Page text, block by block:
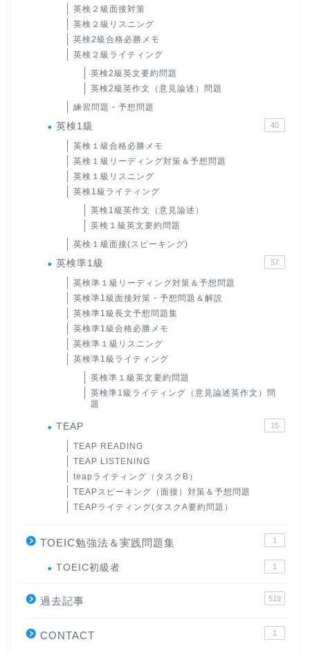
英検２級面接対策
英検２級リスニング
英検2級合格必勝メモ
英検２級ライティング
英検2級英文要約問題
英検2級英作文（意見論述）問題
練習問題・予想問題
英検1級 40
英検１級合格必勝メモ
英検１級リーディング対策＆予想問題
英検１級リスニング
英検1級ライティング
英検1級英作文（意見論述）
英検１級英文要約問題
英検１級面接(スピーキング)
英検準1級 57
英検準１級リーディング対策＆予想問題
英検準1級面接対策・予想問題＆解説
英検準1級長文予想問題集
英検準1級合格必勝メモ
英検準１級リスニング
英検準1級ライティング
英検準１級英文要約問題
英検準1級ライティング（意見論述英作文）問
題
TEAP 15
TEAP READING
TEAP LISTENING
teapライティング（タスクB）
TEAPスピーキング（面接）対策＆予想問題
TEAPライティング(タスクA要約問題）
TOEIC勉強法＆実践問題集 1
TOEIC初級者 1
過去記事 519
CONTACT 1